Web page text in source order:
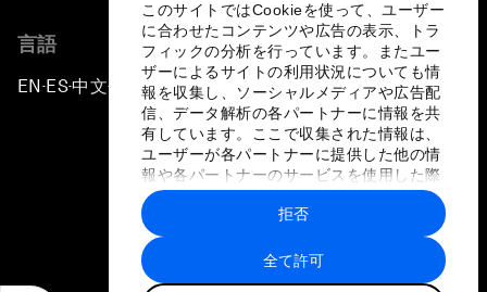
このサイトではCookieを使って、ユーザー
に合わせたコンテンツや広告の表示、トラ
フィックの分析を行っています。またユー
ザーによるサイトの利用状況についても情
報を収集し、ソーシャルメディアや広告配
信、データ解析の各パートナーに情報を共
有しています。ここで収集された情報は、
ユーザーが各パートナーに提供した他の情
報や各パートナーのサービスを使用した際
に収集された情報と組み合わされ、各パー
トナーによって使用されることがありま
す。
全て許可
拒否
言語
EN ▪ES▪中文▪ 日本語
プライバシーポリシーと利用規約
サイトマップ